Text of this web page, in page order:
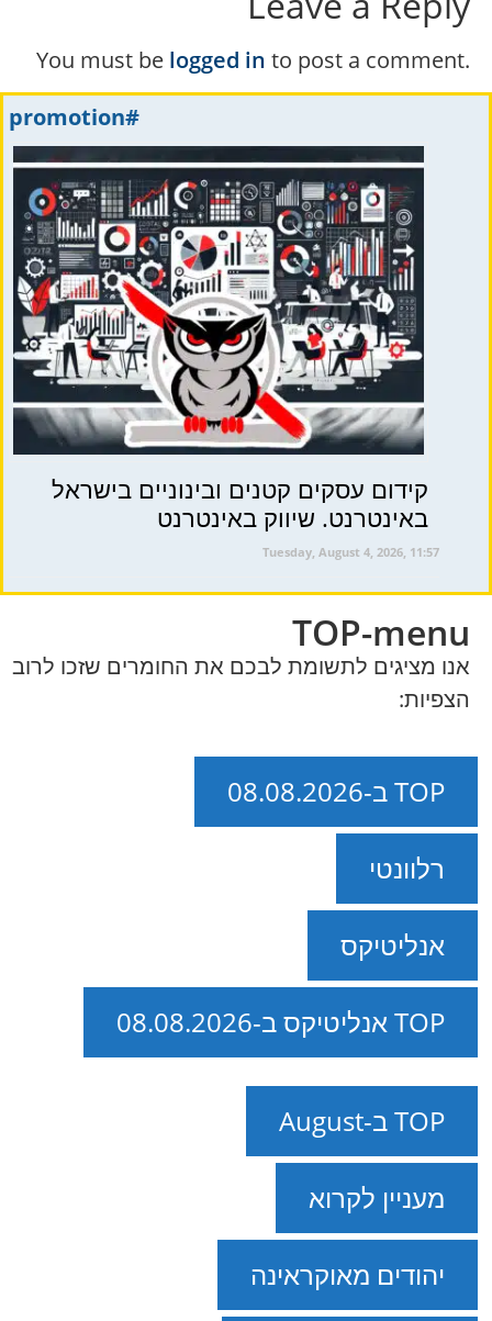
You must be logged in to post a comment.
#promotion
קידום עסקים קטנים ובינוניים בישראל
באינטרנט. שיווק באינטרנט
Tuesday, August 4, 2026, 11:57
TOP-menu
אנו מציגים לתשומת לבכם את החומרים שזכו לרוב
הצפיות:
TOP ב-08.08.2026
רלוונטי
אנליטיקס
TOP אנליטיקס ב-08.08.2026
TOP ב-August
מעניין לקרוא
יהודים מאוקראינה